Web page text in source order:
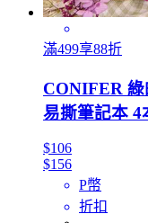
滿499享88折
CONIFER
易撕筆記本 4
$106
$156
P幣
折扣